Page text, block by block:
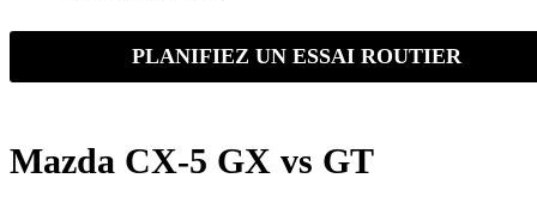
PLANIFIEZ UN ESSAI ROUTIER
Mazda CX-5 GX vs GT